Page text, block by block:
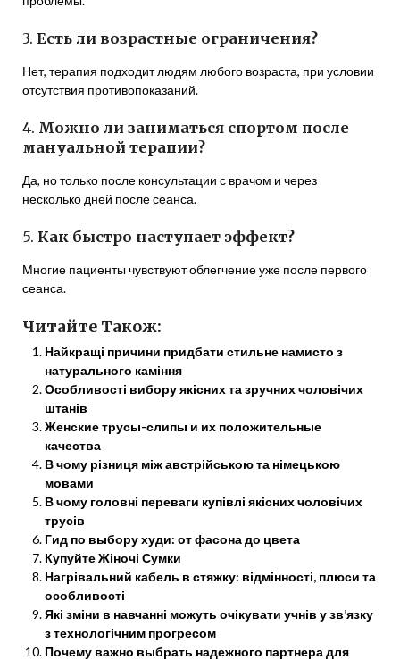
3. Есть ли возрастные ограничения?
Нет, терапия подходит людям любого возраста, при условии
отсутствия противопоказаний.
4. Можно ли заниматься спортом после
мануальной терапии?
Да, но только после консультации с врачом и через
несколько дней после сеанса.
5. Как быстро наступает эффект?
Многие пациенты чувствуют облегчение уже после первого
сеанса.
Читайте Також:
Найкращі причини придбати стильне намисто з
натурального каміння
Особливості вибору якісних та зручних чоловічих
штанів
Женские трусы-слипы и их положительные
качества
В чому різниця між австрійською та німецькою
мовами
В чому головні переваги купівлі якісних чоловічих
трусів
Гид по выбору худи: от фасона до цвета
Купуйте Жіночі Сумки
Нагрівальний кабель в стяжку: відмінності, плюси та
особливості
Які зміни в навчанні можуть очікувати учнів у зв’язку
з технологічним прогресом
Почему важно выбрать надежного партнера для